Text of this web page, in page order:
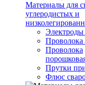
Материалы для
углеродистых и
Электроды
Проволока
Прутки
Флюс